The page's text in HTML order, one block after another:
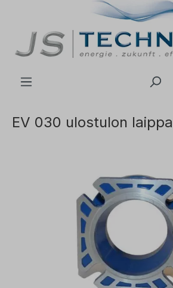
EV 030 ulostulon